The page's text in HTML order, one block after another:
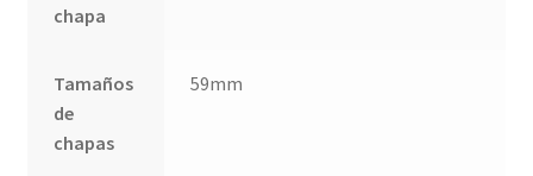
chapa
Tamaños
de
chapas
59mm